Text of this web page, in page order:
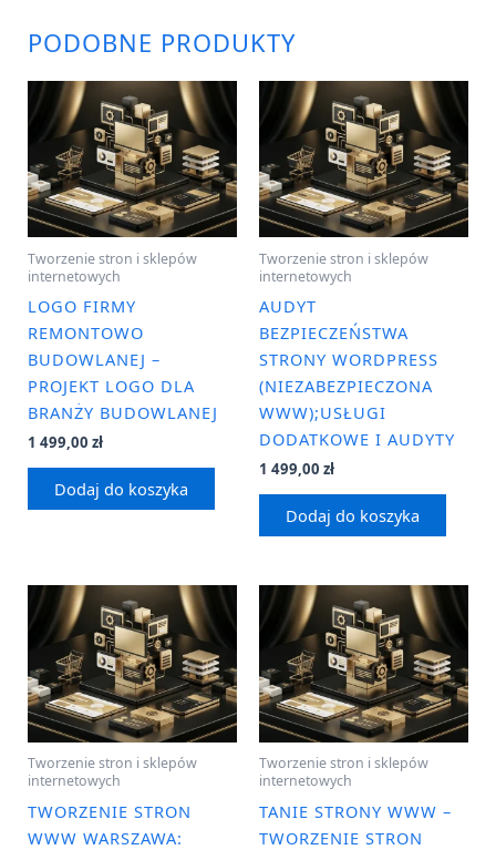
PODOBNE PRODUKTY
Tworzenie stron i sklepów
internetowych
LOGO FIRMY
REMONTOWO
BUDOWLANEJ –
PROJEKT LOGO DLA
BRANŻY BUDOWLANEJ
1 499,00 zł
Dodaj do koszyka
Tworzenie stron i sklepów
internetowych
AUDYT
BEZPIECZEŃSTWA
STRONY WORDPRESS
(NIEZABEZPIECZONA
WWW);USŁUGI
DODATKOWE I AUDYTY
1 499,00 zł
Dodaj do koszyka
Tworzenie stron i sklepów
internetowych
TWORZENIE STRON
WWW WARSZAWA:
Tworzenie stron i sklepów
internetowych
TANIE STRONY WWW –
TWORZENIE STRON